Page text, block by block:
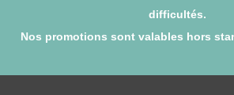
difficultés.
Nos promotions sont valables hors